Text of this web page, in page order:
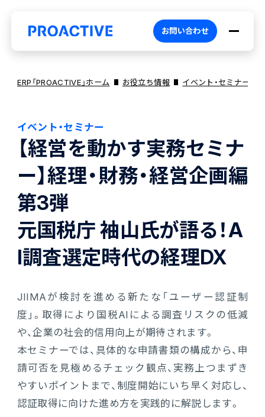
PROACTIVEとは
特長・選ばれる理由
ブランドコア
PROACTIVE AI
ATWILL Platform
プロダクト
機能
会計
財務会計
管理会計
債務管理
オファリング
業務特化型オファリング
会計
人事・給与 PROACTIVE People
販売管理 PROACTIVE Sales
生産管理 PROACTIVE Production
お役立ち情報
資料ダウンロード
コラム
お問い合わせ
ERP「PROACTIVE」ホーム お役立ち情報 イベント・セミナー
イベント・セミナー
【経営を動かす実務セミナ
ー】経理・財務・経営企画編
第3弾
元国税庁 袖山氏が語る！A
I調査選定時代の経理DX
JIIMAが検討を進める新たな「ユーザー認証制
度」。取得により国税AIによる調査リスクの低減
や、企業の社会的信用向上が期待されます。
本セミナーでは、具体的な申請書類の構成から、申
請可否を見極めるチェック観点、実務上つまずき
やすいポイントまで、制度開始にいち早く対応し、
認証取得に向けた進め方を実践的に解説します。